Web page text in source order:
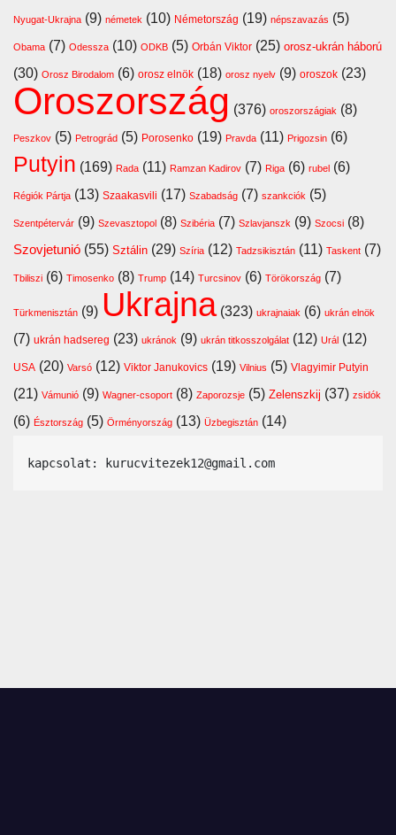
Nyugat-Ukrajna (9) németek (10) Németország (19) népszavazás (5)
Obama (7) Odessza (10) ODKB (5) Orbán Viktor (25) orosz-ukrán háború
(30) Orosz Birodalom (6) orosz elnök (18) orosz nyelv (9) oroszok (23)
Oroszország (376) oroszországiak (8)
Peszkov (5) Petrográd (5) Porosenko (19) Pravda (11) Prigozsin (6)
Putyin (169) Rada (11) Ramzan Kadirov (7) Riga (6) rubel (6)
Régiók Pártja (13) Szaakasvili (17) Szabadság (7) szankciók (5)
Szentpétervár (9) Szevasztopol (8) Szibéria (7) Szlavjanszk (9) Szocsi (8)
Szovjetunió (55) Sztálin (29) Szíria (12) Tadzsikisztán (11) Taskent (7)
Tbiliszi (6) Timosenko (8) Trump (14) Turcsinov (6) Törökország (7)
Türkmenisztán (9) Ukrajna(323) ukrajnaiak (6) ukrán elnök
(7) ukrán hadsereg (23) ukránok (9) ukrán titkosszolgálat (12) Urál (12)
USA (20) Varsó (12) Viktor Janukovics (19) Vilnius (5) Vlagyimir Putyin
(21) Vámunió (9) Wagner-csoport (8) Zaporozsje (5) Zelenszkij (37) zsidók
(6) Észtország (5) Örményország (13) Üzbegisztán (14)
kapcsolat: kurucvitezek12@gmail.com